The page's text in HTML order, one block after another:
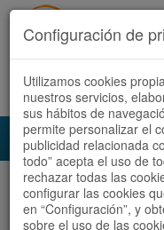
Acceder
Audioruta Todas las rutas
Configuración de
Utilizamos cookies
nuestros servicios,
sus hábitos de
permite personalizar el
publicidad relacionada
todo” acepta el uso de
rechazar todas las
configurar las cookies
en “Configuración”, y
sobre el uso de las